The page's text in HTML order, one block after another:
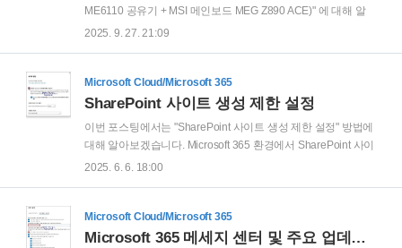
ME6110 공유기 + MSI 메인보드 MEG Z890 ACE)" 에 대해 알
아보겠습니다. 먼저 WOL (Wake on LAN) 에 대해 설명을 드려
는 컴퓨터의 전원을 켜는 기술을 의미 합니다. 추가로 조금 더
자세하게 설명을 드리기 위해, WOL (Wake on LAN) 에 대해
이미지 한장으로 표현 해달라고 했더니 아래와 같은 깔끔한 이
미지를 생성해 주었습니다. 위 이미지 정도의 설명이면 이해가
잘 되셨으리라 생각 되네요..
2025. 9. 27. 21:09
Microsoft Cloud/Microsoft 365
SharePoint 사이트 생성 제한 설정
이번 포스팅에서는 "SharePoint 사이트 생성 제한 설정" 방법에
대해 알아보겠습니다. Microsoft 365 환경에서 SharePoint 사이
트 생성 권한을 제어하는 방법에 대해 정리해보겠습니다. 기업
한 사이트 난립데이터 관리 및 거버넌스 어려움민감 정보 관리
리스크 증가Teams 생성과 연계된 무분별한 Workspace 증가
2025. 6. 6. 18:00
Microsoft Cloud/Microsoft 365
Microsoft 365 메세지 센터 및 주요 업데이트 알림을 메일로 받는 방법